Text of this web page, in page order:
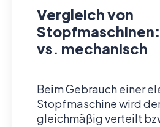
Vergleich von
vs. mechanisch
Beim Gebrauch einer
Stopfmaschine wird
gleichmäßig verteilt